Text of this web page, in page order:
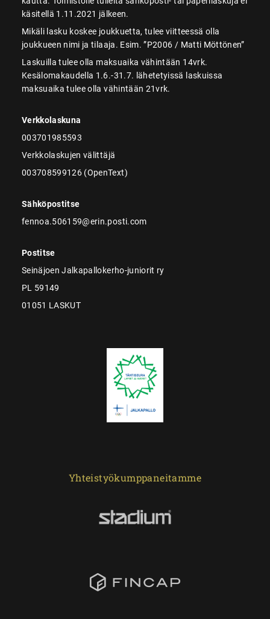
käsitellä 1.11.2021 jälkeen.
Mikäli lasku koskee joukkuetta, tulee viitteessä olla
joukkueen nimi ja tilaaja. Esim. ”P2006 / Matti Möttönen”
Laskuilla tulee olla maksuaika vähintään 14vrk.
Kesälomakaudella 1.6.-31.7. lähetetyissä laskuissa
maksuaika tulee olla vähintään 21vrk.
Verkkolaskuna
003701985593
Verkkolaskujen välittäjä
003708599126 (OpenText)
Sähköpostitse
fennoa.506159@erin.posti.com
Postitse
Seinäjoen Jalkapallokerho-juniorit ry
PL 59149
01051 LASKUT
Yhteistyökumppaneitamme